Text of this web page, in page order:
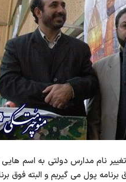
نام مدارس دولتی به اسم
برنامه پول می گیریم و البته